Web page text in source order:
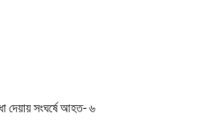
দেয়ায় সংঘর্ষে আহত- ৬